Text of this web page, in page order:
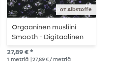
от Albstoffe
Orgaaninen musliini
Smooth - Digitaalinen
painatus Beetles &
Bugs Musta
27,89 € *
1 metriä | 27,89 € / metriä